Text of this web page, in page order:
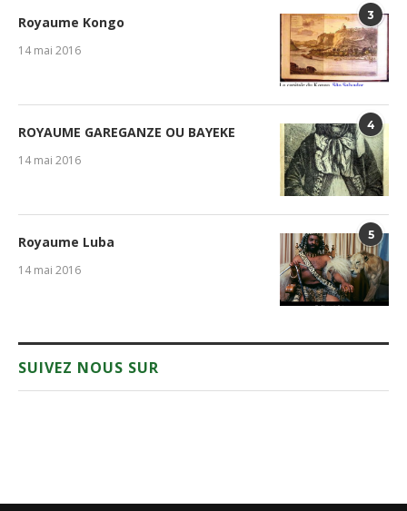
3
Royaume Kongo
14 mai 2016
4
ROYAUME GAREGANZE OU BAYEKE
14 mai 2016
5
Royaume Luba
14 mai 2016
SUIVEZ NOUS SUR